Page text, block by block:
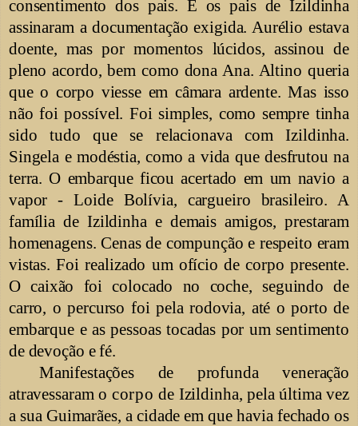
consentimento dos pais. E os pais de Izildinha
assinaram a documentação exigida. Aurélio estava
doente, mas por momentos lúcidos, assinou de
pleno acordo, bem como dona Ana. Altino queria
que o corpo viesse em câmara ardente. Mas isso
não foi possível. Foi simples, como sempre tinha
sido tudo que se relacionava com Izildinha.
Singela e modéstia, como a vida que desfrutou na
terra. O embarque ficou acertado em um navio a
vapor - Loide Bolívia, cargueiro brasileiro. A
família de Izildinha e demais amigos, prestaram
homenagens. Cenas de compunção e respeito eram
vistas. Foi realizado um ofício de corpo presente.
O caixão foi colocado no coche, seguindo de
carro, o percurso foi pela rodovia, até o porto de
embarque e as pessoas tocadas por um sentimento
de devoção e fé.
Manifestações de profunda veneração
atravessaram o corpo de Izildinha, pela última vez
a sua Guimarães, a cidade em que havia fechado os